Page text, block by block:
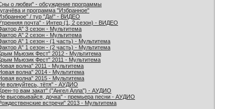
о любви" - обсуждение программы
и программа "Избранное"
/ тур "Да!" - ВИДЕО
почта" - Интер (1, 2 сезон) - ВИДЕО
А" 3 сезон - Мультитема
А" 2 сезон - Мультитема
А" 1 сезон - (1 часть) - Мультитема
А" 1 сезон - (2 часть) - Мультитема
Мьюзик Фест" 2012 - Мультитема
Мьюзик Фест" 2011 - Мультитема
волна" 2011 - Мультитема
волна" 2014 - Мультитема
волна" 2015 - Мультитема
волнуйтесь, тётя" - АУДИО
то вам закат" ("Ангел Алла") - АУДИО
высовывайся, дочка" - премьера песни - АУДИО
встречи" 2013 - Мультитема